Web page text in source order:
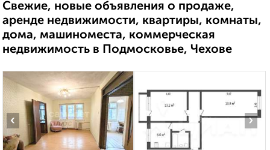
Свежие, новые объявления о продаже,
аренде недвижимости, квартиры, комнаты,
дома, машиноместа, коммерческая
недвижимость в Подмосковье, Чехове
‹ ›